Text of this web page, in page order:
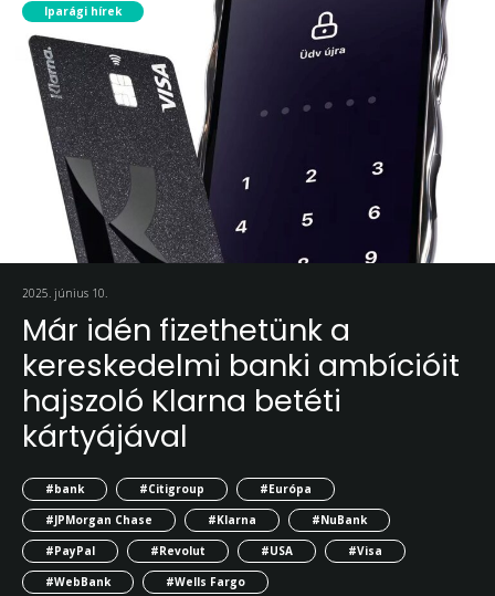
Iparági hírek
2025. június 10.
Már idén fizethetünk a
kereskedelmi banki ambícióit
hajszoló Klarna betéti
kártyájával
#bank #Citigroup
#Európa
#JPMorgan Chase
#Klarna
#NuBank
#PayPal
#Revolut #USA
#Visa
#WebBank
#Wells Fargo